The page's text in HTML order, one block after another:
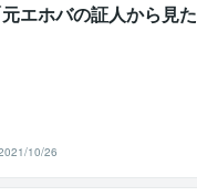
エホバの証人から見た
10/26